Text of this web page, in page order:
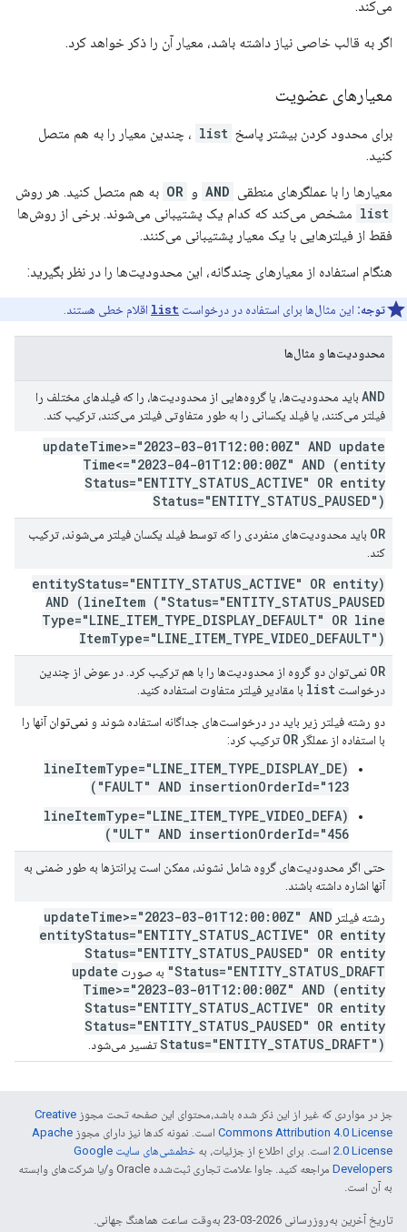
می‌کند.
اگر به قالب خاصی نیاز داشته باشد، معیار آن را ذکر خواهد کرد.
معیارهای عضویت
برای محدود کردن بیشتر پاسخ list ، چندین معیار را به هم متصل
کنید.
معیارها را با عملگرهای منطقی AND و OR به هم متصل کنید. هر روش
list مشخص می‌کند که کدام یک پشتیبانی می‌شوند. برخی از روش‌ها
فقط از فیلترهایی با یک معیار پشتیبانی می‌کنند.
هنگام استفاده از معیارهای چندگانه، این محدودیت‌ها را در نظر بگیرید:
توجه: این مثال‌ها برای استفاده در درخواست list اقلام خطی هستند.
محدودیت‌ها و مثال‌ها
AND باید محدودیت‌ها، یا گروه‌هایی از محدودیت‌ها، را که فیلدهای مختلف را
فیلتر می‌کنند، یا فیلد یکسانی را به طور متفاوتی فیلتر می‌کنند، ترکیب کند.
updateTime>="2023-03-01T12:00:00Z" AND update
Time<="2023-04-01T12:00:00Z" AND (entity
Status="ENTITY STATUS ACTIVE" OR entity
Status="ENTITY STATUS PAUSED")
OR باید محدودیت‌های منفردی را که توسط فیلد یکسان فیلتر می‌شوند، ترکیب
کند.
(entity
Status="ENTITY STATUS ACTIVE" OR entity
Status="ENTITY STATUS PAUSED") AND (line
Item
Type="LINE ITEM TYPE DISPLAY DEFAULT" OR line
ItemType="LINE ITEM TYPE VIDEO DEFAULT")
OR نمی‌توان دو گروه از محدودیت‌ها را با هم ترکیب کرد. در عوض از چندین
درخواست list با مقادیر فیلتر متفاوت استفاده کنید.
دو رشته فیلتر زیر باید در درخواست‌های جداگانه استفاده شوند و نمی‌توانآنها را
با استفاده از عملگر OR ترکیب کرد:
(lineItemType="LINE_ITEM_TYPE_DISPLAY_DE
FAULT" AND insertionOrderId="123")
(lineItemType="LINE_ITEM_TYPE_VIDEO_DEFA
ULT" AND insertionOrderId="456")
حتی اگر محدودیت‌های گروه شامل نشوند، ممکن است پرانتزها به طور ضمنی به
آنها اشاره داشته باشند.
رشته فیلتر updateTime>="2023-03-01T12:00:00Z" AND
entityStatus="ENTITY STATUS ACTIVE" OR entity
Status="ENTITY STATUS PAUSED" OR entity
Status="ENTITY STATUS DRAFT" به صورت update
Time>="2023-03-01T12:00:00Z" AND (entity
Status="ENTITY STATUS ACTIVE" OR entity
Status="ENTITY STATUS PAUSED" OR entity
Status="ENTITY STATUS DRAFT") تفسیر می‌شود.
جز در مواردی که غیر از این ذکر شده باشد،‌محتوای این صفحه تحت مجوز Creative
Commons Attribution 4.0 License است. نمونه کدها نیز دارای مجوز Apache
2.0 License است. برای اطلاع از جزئیات، به
خطمشی‌های سایت Google
Developers‏
مراجعه کنید. جاوا علامت تجاری ثبت‌شده Oracle و/یا شرکت‌های وابسته
به آن است.
تاریخ آخرین به‌روزرسانی 2026-03-23 به‌وقت ساعت هماهنگ جهانی.